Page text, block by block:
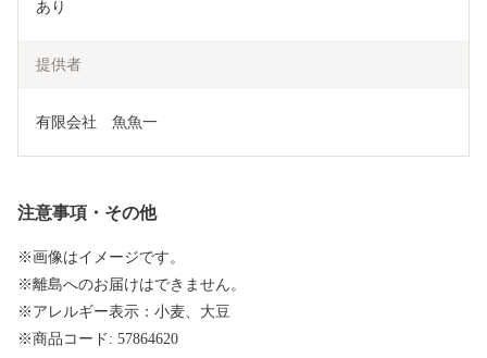
あり
提供者
有限会社　魚魚一
注意事項・その他
※画像はイメージです。
※離島へのお届けはできません。
※アレルギー表示：小麦、大豆
※商品コード: 57864620